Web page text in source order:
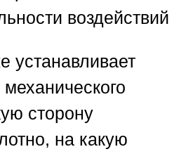
воздействий
устанавливает
сторону
на какую